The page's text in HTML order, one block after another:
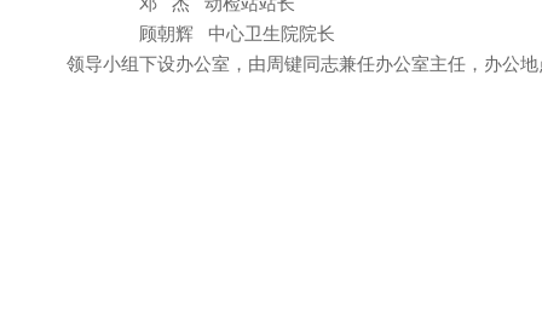
顾朝辉
中心卫生院院长
领导小组下设办公室，由周键同志兼任办公室主任，办公